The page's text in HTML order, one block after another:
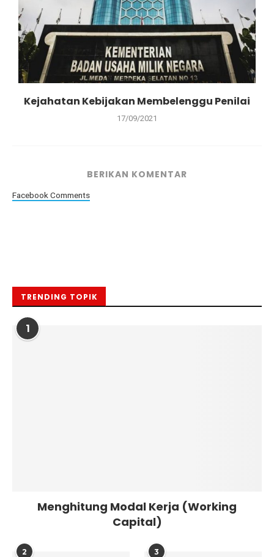
Kejahatan Kebijakan Membelenggu Penilai
17/09/2021
BERIKAN KOMENTAR
Facebook Comments
TRENDING TOPIK
1
Menghitung Modal Kerja (Working
Capital)
2 3